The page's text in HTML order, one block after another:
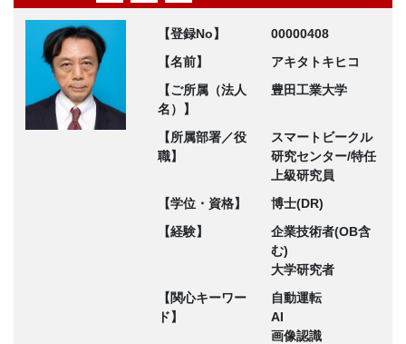
【登録No】
00000408
【名前】
アキタトキヒコ
【ご所属（法人
名）】
豊田工業大学
【所属部署／役
職】
スマートビークル
研究センター/特任
上級研究員
【学位・資格】
博士(DR)
【経験】
企業技術者(OB含
む)
大学研究者
【関心キーワー
ド】
自動運転
AI
画像認識